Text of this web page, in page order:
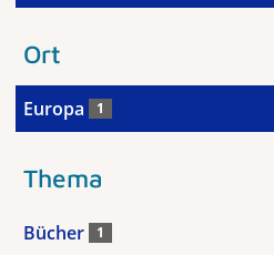
Ort
Europa 1
Thema
Bücher 1